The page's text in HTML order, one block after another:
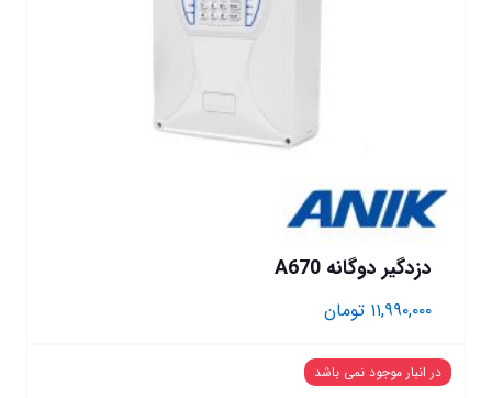
دزدگیر دوگانه A670
۱۱,۹۹۰,۰۰۰ تومان
در انبار موجود نمی باشد